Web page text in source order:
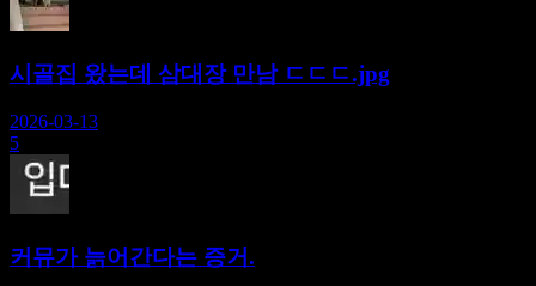
시골집 왔는데 삼대장 만남 ㄷㄷㄷ.jpg
2026-03-13
5
커뮤가 늙어간다는 증거.